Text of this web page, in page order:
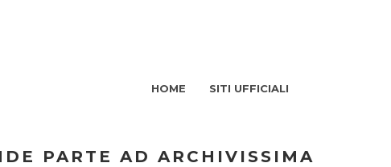
HOME SITI UFFICIALI
PARTE AD ARCHIVISSIMA